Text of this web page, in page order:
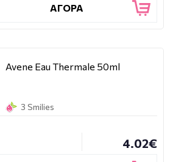
ΑΓΟΡΑ
Avene Eau Thermale 50ml
3 Smilies
4.02€